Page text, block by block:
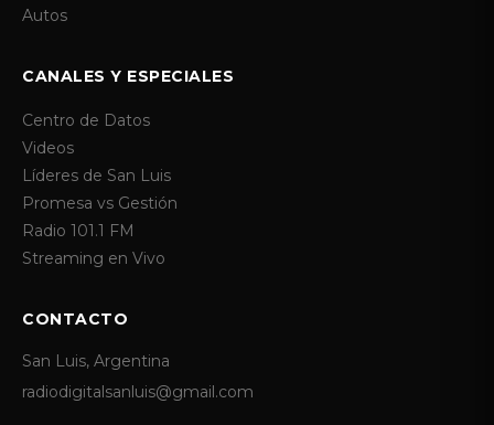
Autos
CANALES Y ESPECIALES
Centro de Datos
Videos
Líderes de San Luis
Promesa vs Gestión
Radio 101.1 FM
Streaming en Vivo
CONTACTO
San Luis, Argentina
radiodigitalsanluis@gmail.com